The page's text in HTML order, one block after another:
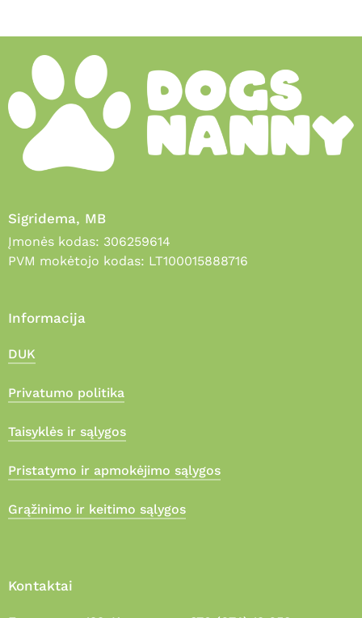
Krepšelyje nėra produktų.
Eiti Į Parduotuvę
Sigridema, MB
Įmonės kodas: 306259614
PVM mokėtojo kodas: LT100015888716
Informacija
DUK
Privatumo politika
Taisyklės ir sąlygos
Pristatymo ir apmokėjimo sąlygos
Grąžinimo ir keitimo sąlygos
Kontaktai